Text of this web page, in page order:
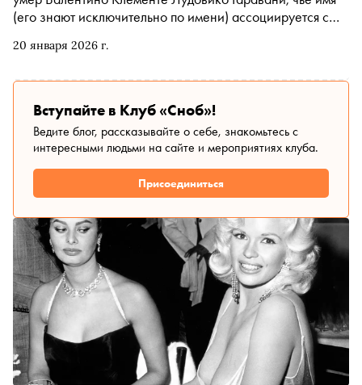
20 января 2026 г.
(его знают исключительно по имени) ассоциируется с
прошлого и начала нашего веков. Всегда ли всё шло так
творческая, рассказывает модный эксперт «Сноба» Катя
Штерн
Вступайте в Клуб «Сноб»!
Ведите блог, рассказывайте о себе, знакомьтесь с
интересными людьми на сайте и мероприятиях клуба.
Присоединиться